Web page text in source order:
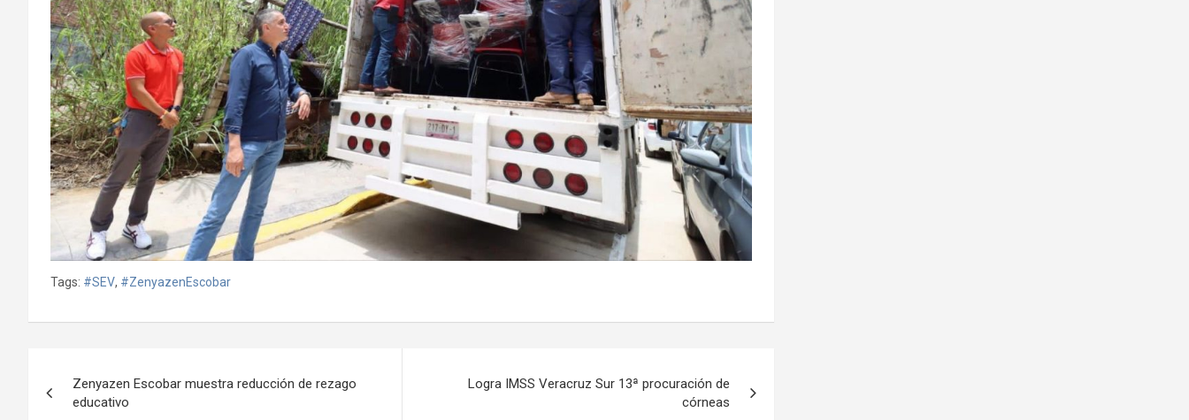
Tags: #SEV, #ZenyazenEscobar
de
Zenyazen Escobar muestra reducción de rezago
educativo
Logra IMSS Veracruz Sur 13ª procuración de
córneas